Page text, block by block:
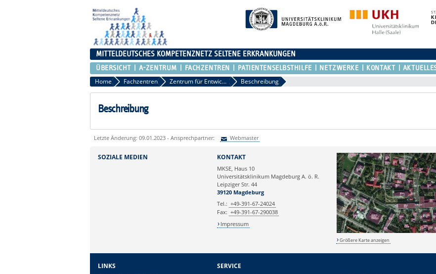
MITTELDEUTSCHES KOMPETENZNETZ SELTENE ERKRANKUNGEN
ÜBERSICHT A-ZENTRUM FACHZENTREN PATIENTENSELBSTHILFE NETZWERKE KONTAKT
Home Fachzentren Zentrum für Entwicklungsstörungen (ZfE) Beschreibung
Beschreibung
Letzte Änderung: 09.01.2023 - Ansprechpartner: Webmaster
SOZIALE MEDIEN KONTAKT
MKSE, Haus 10
Universitätsklinikum Magdeburg A. ö. R.
Leipziger Str. 44
39120 Magdeburg
Tel.: +49-391-67-24024
Fax: +49-391-67-290038
Impressum
Größere Karte anzeigen
LINKS SERVICE